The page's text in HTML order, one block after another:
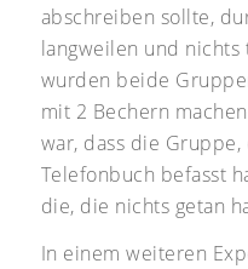
abschreiben sollte,
langweilen und nichts
wurden beide
mit 2 Bechern
war, dass die
Telefonbuch befasst
die, die nichts getan
In einem weiteren